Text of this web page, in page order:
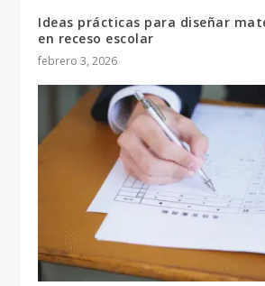
Ideas prácticas para diseñar
en receso escolar
febrero 3, 2026